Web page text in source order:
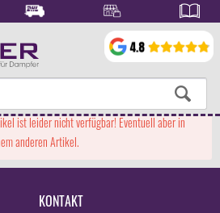
ist leider nicht verfügbar! Eventuell aber in
anderen Artikel.
KONTAKT